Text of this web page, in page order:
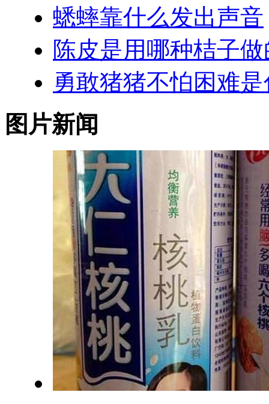
蟋蟀靠什么发出声音
陈皮是用哪种桔子做
勇敢猪猪不怕困难
图片新闻